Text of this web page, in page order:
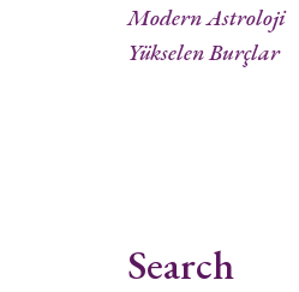
Modern Astroloji
Yükselen Burçlar
Search